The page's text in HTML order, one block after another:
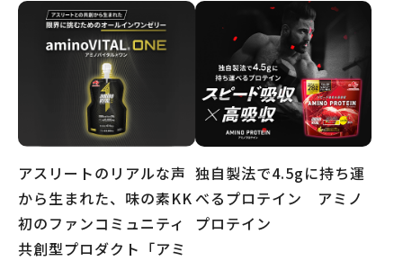
アスリートのリアルな声
から生まれた、味の素KK
初のファンコミュニティ
共創型プロダクト「アミ
独自製法で4.5gに持ち運
べるプロテイン アミノ
プロテイン